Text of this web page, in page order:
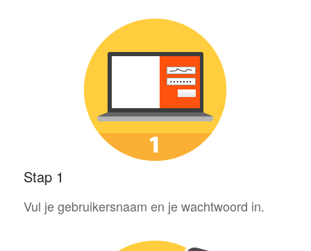
Stap 1
Vul je gebruikersnaam en je wachtwoord in.